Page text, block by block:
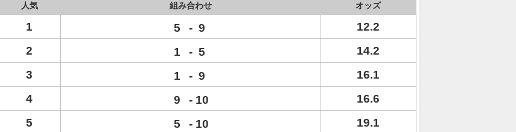
人気 組み合わせ オッズ
1 5 - 9
12.2
2
1 - 5
14.2
3
1 - 9
16.1
4
9 - 10
16.6
5
5 - 10
19.1